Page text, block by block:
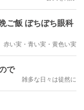
ご飯 ぼちぼち眼科
赤い実・青い実・黄色い実
で
雑多な日々は徒然に